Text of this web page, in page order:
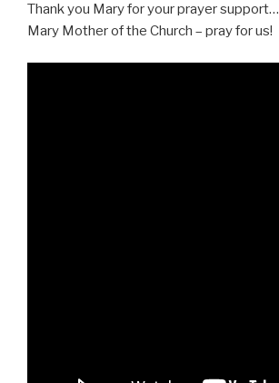
Thank you Mary for your prayer support…
Mary Mother of the Church – pray for us!